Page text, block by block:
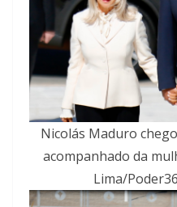
Nicolás Maduro
acompanhado da
Lima/